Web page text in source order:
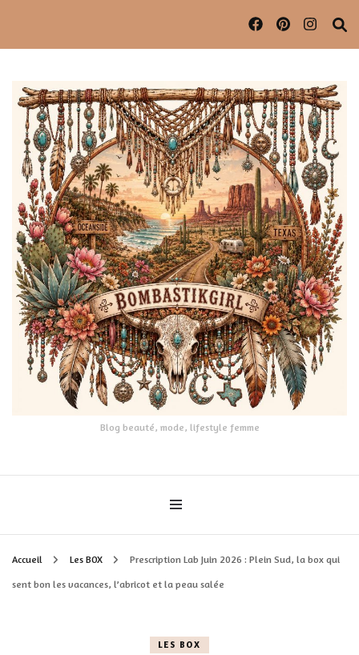
Blog beauté, mode, lifestyle femme
Accueil Les BOX Prescription Lab Juin 2026 : Plein Sud, la box qui
sent bon les vacances, l’abricot et la peau salée
LES BOX